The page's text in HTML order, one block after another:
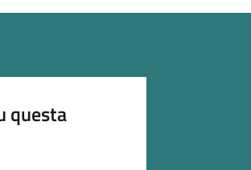
questa